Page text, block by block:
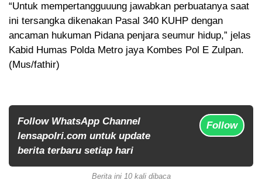
“Untuk mempertangguuung jawabkan perbuatanya saat
ini tersangka dikenakan Pasal 340 KUHP dengan
ancaman hukuman Pidana penjara seumur hidup,” jelas
Kabid Humas Polda Metro jaya Kombes Pol E Zulpan.
(Mus/fathir)
Follow WhatsApp Channel
lensapolri.com untuk update
berita terbaru setiap hari
Follow
Berita ini 10 kali dibaca